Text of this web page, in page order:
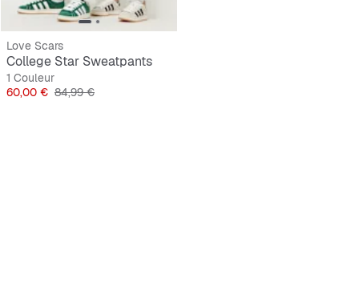
Love Scars
College Star Sweatpants
1 Couleur
Prix
60,00 € Prix original
84,99 €